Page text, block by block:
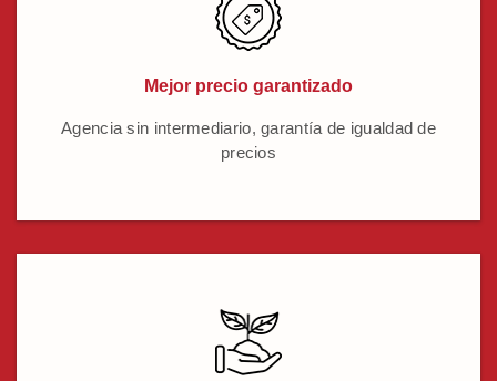
Mejor precio garantizado
Agencia sin intermediario, garantía de igualdad de
precios